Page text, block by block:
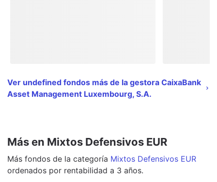
Ver undefined fondos más de la gestora CaixaBank
Asset Management Luxembourg, S.A.
Más en Mixtos Defensivos EUR
Más fondos de la categoría Mixtos Defensivos EUR
ordenados por rentabilidad a 3 años.